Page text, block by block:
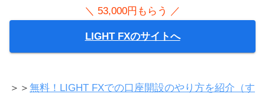
＼ 53,000円もらう ／
LIGHT FXのサイトへ
＞＞ 無料！LIGHT FXでの口座開設のやり方を紹介（す